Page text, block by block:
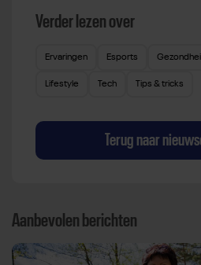
Verder lezen over
Ervaringen Esports
Lifestyle Tech Tips & tricks
Terug naar
Aanbevolen berichten